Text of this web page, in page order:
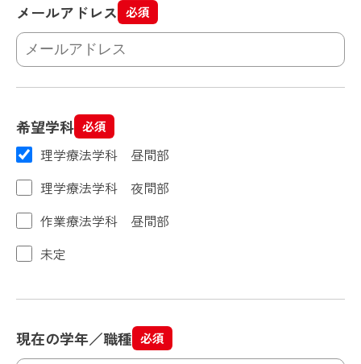
メールアドレス 必須
希望学科 必須
理学療法学科 昼間部
理学療法学科 夜間部
作業療法学科 昼間部
未定
現在の学年／職種 必須